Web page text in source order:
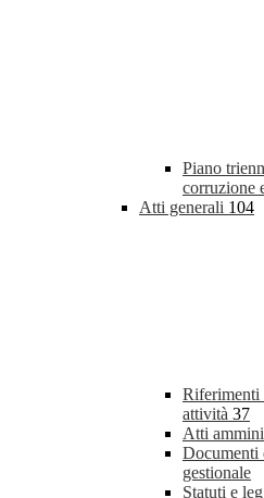
Piano
corruzione
Atti generali 104
Riferimenti
attività 37
Atti
Documenti
gestionale
Statuti e